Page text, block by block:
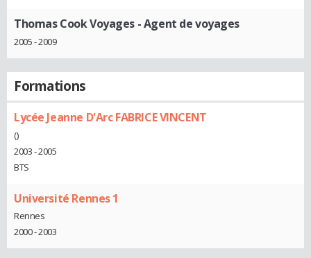
Thomas Cook Voyages - Agent de voyages
2005 - 2009
Formations
Lycée Jeanne D'Arc FABRICE VINCENT
()
2003 - 2005
BTS
Université Rennes 1
Rennes
2000 - 2003